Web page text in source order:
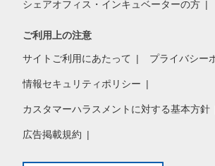
シェアオフィス・インキュベーターの方
ご利用上の注意
サイトご利用にあたって プライバシー
情報セキュリティポリシー
カスタマーハラスメントに対する基本方針
広告掲載規約